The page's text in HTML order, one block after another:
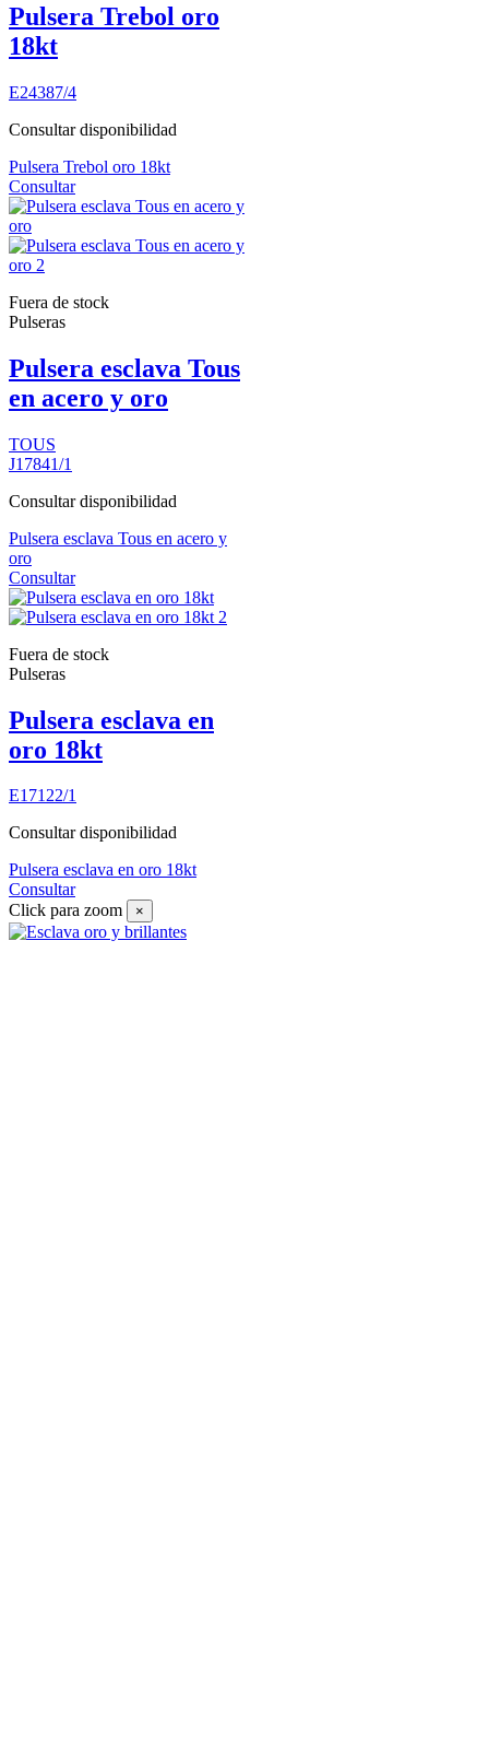
Pulsera Trebol oro
18kt
E24387/4
Consultar disponibilidad
Pulsera Trebol oro 18kt
Consultar
Fuera de stock
Pulseras
Pulsera esclava Tous
en acero y oro
TOUS
J17841/1
Consultar disponibilidad
Pulsera esclava Tous en acero y
oro
Consultar
Fuera de stock
Pulseras
Pulsera esclava en
oro 18kt
E17122/1
Consultar disponibilidad
Pulsera esclava en oro 18kt
Consultar
Click para zoom
×